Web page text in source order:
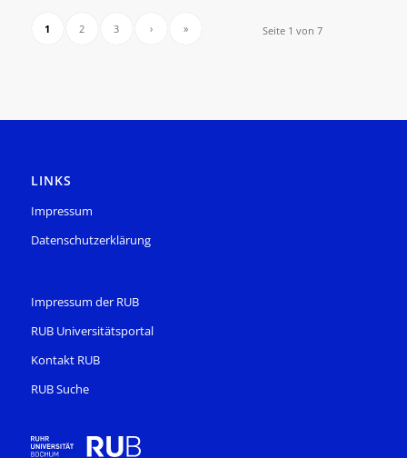
Seite 1 von 7
1 2 3 › »
LINKS
Impressum
Datenschutzerklärung
Impressum der RUB
RUB Universitätsportal
Kontakt RUB
RUB Suche